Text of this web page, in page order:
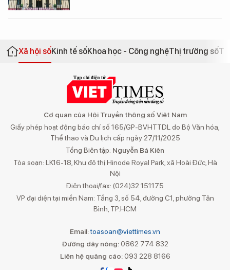
Xã hội sốKinh tế sốKhoa học - Công nghệThị trường số
Cơ quan của Hội Truyền thông số Việt Nam
Giấy phép hoạt động báo chí số 165/GP-BVHTTDL do Bộ Văn hóa,
Thể thao và Du lịch cấp ngày 27/11/2025
Tổng Biên tập: Nguyễn Bá Kiên
Tòa soạn: LK16-18, Khu đô thị Hinode Royal Park, xã Hoài Đức, Hà
Nội
Điện thoại/fax: (024)32 151175
VP đại diện tại miền Nam: Tầng 3, số 54, đường C1, phường Tân
Bình, TP.HCM
Email:toasoan@viettimes.vn
Đường dây nóng: 0862 774 832
Liên hệ quảng cáo:093 228 8166